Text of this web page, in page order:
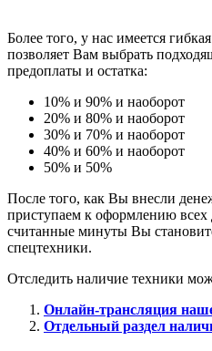
Более того, у нас имеется
позволяет Вам выбрать
предоплаты и остатка:
10% и 90% и наоборот
20% и 80% и наоборот
30% и 70% и наоборот
40% и 60% и наоборот
50% и 50%
После того, как Вы внесли
приступаем к оформлению всех
считанные минуты Вы
спецтехники.
Отследить наличие техники
Онлайн-трансляция
Отдельный раздел